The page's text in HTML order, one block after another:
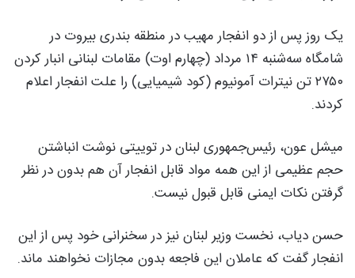
یک روز پس از دو انفجار مهیب در منطقه بندری بیروت در
شامگاه سه‌شنبه ۱۴ مرداد (چهارم اوت) مقامات لبنانی انبار کردن
۲۷۵۰ تن نیترات آمونیوم (کود شیمیایی) را علت انفجار اعلام
کردند.
میشل عون، رئیس‌جمهوری لبنان در توییتی نوشت انباشتن
حجم عظیمی از این همه مواد قابل انفجار آن هم بدون در نظر
گرفتن نکات ایمنی قابل قبول نیست.
حسن دیاب، نخست وزیر لبنان نیز در سخنرانی خود پس از این
انفجار گفت که عاملان این فاجعه بدون مجازات نخواهند ماند.